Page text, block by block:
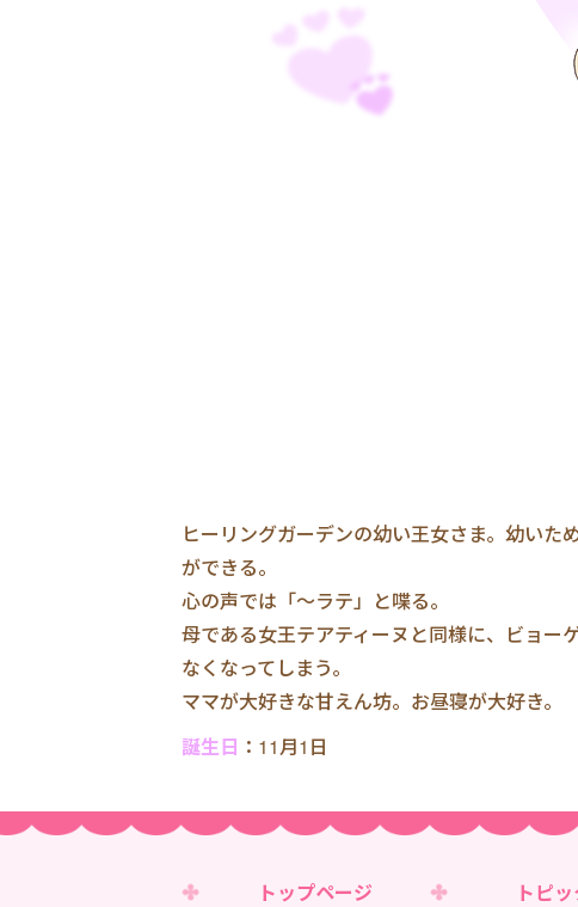
ヒーリングガーデンの幼い王女さま。幼い
ができる。
心の声では「～ラテ」と喋る。
母である女王テアティーヌと同様に、ビョー
なくなってしまう。
ママが大好きな甘えん坊。お昼寝が大好き。
誕生日 ：11月1日
トップページ トピ